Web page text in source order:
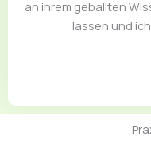
an ihrem geballten
lassen und